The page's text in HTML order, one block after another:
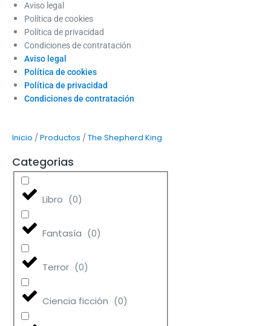
Aviso legal
Política de cookies
Política de privacidad
Condiciones de contratación
Aviso legal
Política de cookies
Política de privacidad
Condiciones de contratación
Inicio /Productos /The Shepherd King
Categorias
Libro (0)
Fantasía (0)
Terror (0)
Ciencia ficción (0)